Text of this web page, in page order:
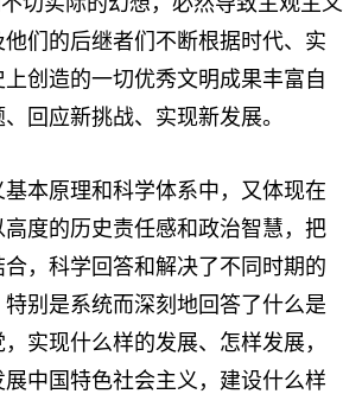
们的后继者们不断根据时代、实
创造的一切优秀文明成果丰富自
回应新挑战、实现新发展。
本原理和科学体系中，又体现在
度的历史责任感和政治智慧，把
，科学回答和解决了不同时期的
别是系统而深刻地回答了什么是
实现什么样的发展、怎样发展，
中国特色社会主义，建设什么样